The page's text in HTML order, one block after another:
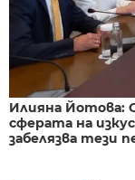
Илияна Йотова:
сферата на
забелязва тези